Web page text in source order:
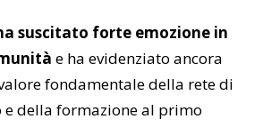
suscitato forte emozione in
e ha evidenziato ancora
fondamentale della rete di
della formazione al primo